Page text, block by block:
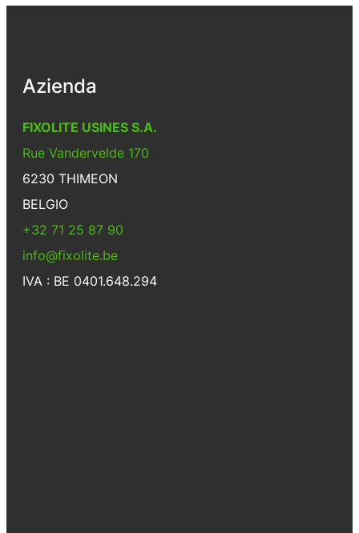
Azienda
FIXOLITE USINES S.A.
Rue Vandervelde 170
6230 THIMEON
BELGIO
+32 71 25 87 90
info@fixolite.be
IVA : BE 0401.648.294